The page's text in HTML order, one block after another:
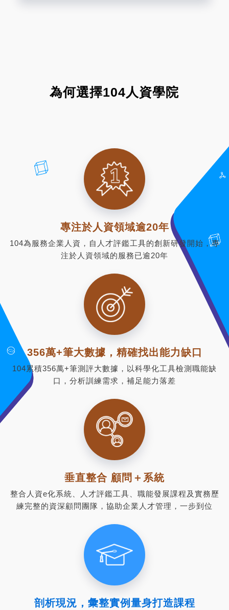
為何選擇104人資學院
專注於人資領域逾20年
104為服務企業人資，自人才評鑑工具的創新研發開始，專
注於人資領域的服務已逾20年
356萬+筆大數據，精確找出能力缺口
104累積356萬+筆測評大數據，以科學化工具檢測職能缺
口，分析訓練需求，補足能力落差
垂直整合 顧問＋系統
整合人資e化系統、人才評鑑工具、職能發展課程及實務歷
練完整的資深顧問團隊，協助企業人才管理，一步到位
剖析現況，彙整實例量身打造課程